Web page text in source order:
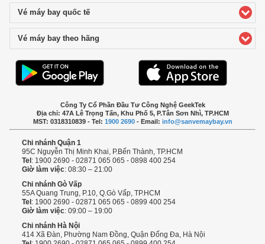
Vé máy bay quốc tếclick to expand contents
Vé máy bay theo hãng
Công Ty Cổ Phần Đầu Tư Công Nghệ GeekTek
Địa chỉ: 47A Lê Trọng Tấn, Khu Phố 5, P.Tân Sơn Nhì, TP.HCM
MST: 0318310839 - Tel: 1900 2690- Email: info@sanvemaybay.vn
Chi nhánh Quận 1
95C Nguyễn Thị Minh Khai, P.Bến Thành, TP.HCM
Tel : 1900 2690 - 02871 065 065 - 0898 400 254
Giờ làm việc: 08:30 – 21:00
Chi nhánh Gò Vấp
55A Quang Trung, P.10, Q.Gò Vấp, TP.HCM
Tel : 1900 2690 - 02871 065 065 - 0899 400 254
Giờ làm việc: 09:00 – 19:00
Chi nhánh Hà Nội
414 Xã Đàn, Phường Nam Đồng, Quận Đống Đa, Hà Nội